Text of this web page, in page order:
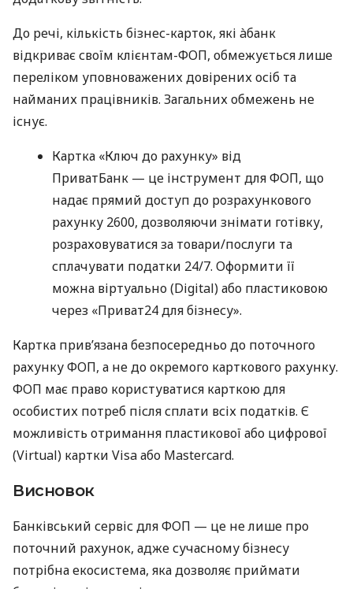
До речі, кількість бізнес-карток, які àбанк
відкриває своїм клієнтам-ФОП, обмежується лише
переліком уповноважених довірених осіб та
найманих працівників. Загальних обмежень не
існує.
Картка «Ключ до рахунку» від
ПриватБанк — це інструмент для ФОП, що
надає прямий доступ до розрахункового
рахунку 2600, дозволяючи знімати готівку,
розраховуватися за товари/послуги та
сплачувати податки 24/7. Оформити її
можна віртуально (Digital) або пластиковою
через «Приват24 для бізнесу».
Картка прив’язана безпосередньо до поточного
рахунку ФОП, а не до окремого карткового рахунку.
ФОП має право користуватися карткою для
особистих потреб після сплати всіх податків. Є
можливість отримання пластикової або цифрової
(Virtual) картки Visa або Mastercard.
Висновок
Банківський сервіс для ФОП — це не лише про
поточний рахунок, адже сучасному бізнесу
потрібна екосистема, яка дозволяє приймати